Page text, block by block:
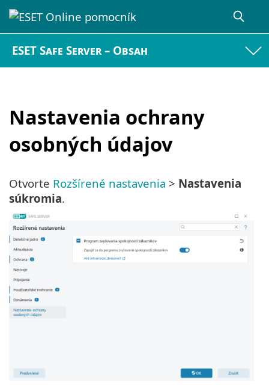
ESET Safe Server – Obsah
Nastavenia ochrany
osobných údajov
Otvorte Rozšírené nastavenia > Nastavenia
súkromia.